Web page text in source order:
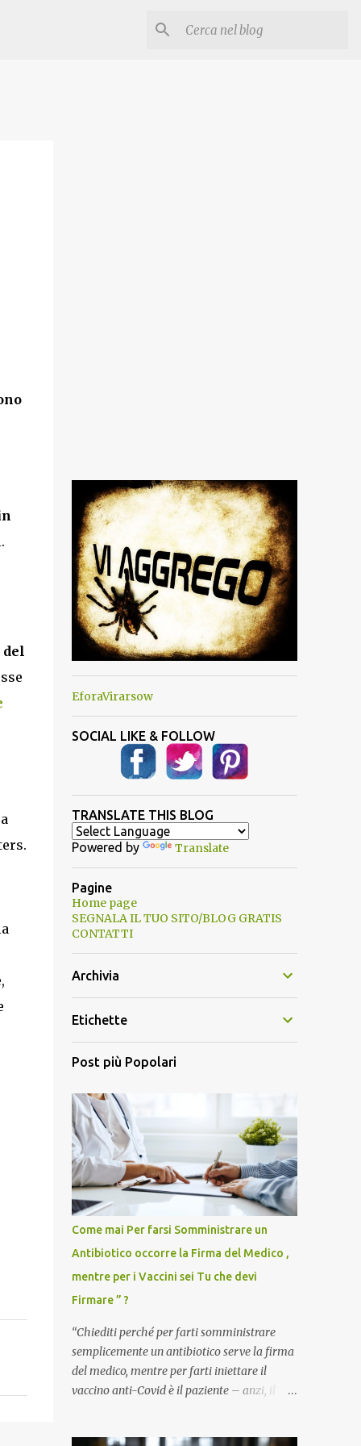
EforaVirarsow
SOCIAL LIKE & FOLLOW
TRANSLATE THIS BLOG
Powered by Translate
Pagine
Home page
SEGNALA IL TUO SITO/BLOG GRATIS
CONTATTI
Archivia
Etichette
Post più Popolari
Come mai Per farsi Somministrare un
Antibiotico occorre la Firma del Medico ,
mentre per i Vaccini sei Tu che devi
Firmare ” ?
“Chiediti perché per farti somministrare
semplicemente un antibiotico serve la firma
del medico, mentre per farti iniettare il
vaccino anti-Covid è il paziente – anzi, il